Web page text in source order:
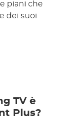
piani che
dei suoi
TV è
Plus?